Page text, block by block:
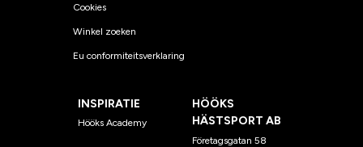
Cookies
Winkel zoeken
Eu conformiteitsverklaring
INSPIRATIE
Hööks Academy
HÖÖKS
HÄSTSPORT AB
Företagsgatan 58